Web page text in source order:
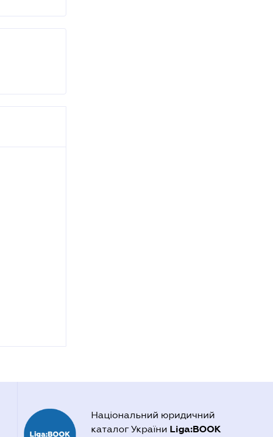
Національний юридичний
каталог України Liga:BOOK